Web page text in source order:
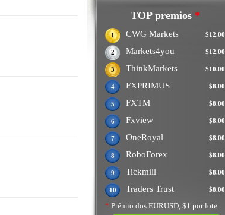
TOP premios *
$12.00
1 CWG Markets
$12.00
2 Markets4you
$10.00
3 ThinkMarkets
$8.00
4 FXPRIMUS
$8.00
5 FXTM
$8.00
6 Fxview
$8.00
7 OneRoyal
$8.00
8 RoboForex
$8.00
9 Tickmill
$8.00
10 Traders Trust
* Prémio dos EURUSD, $1 por lote